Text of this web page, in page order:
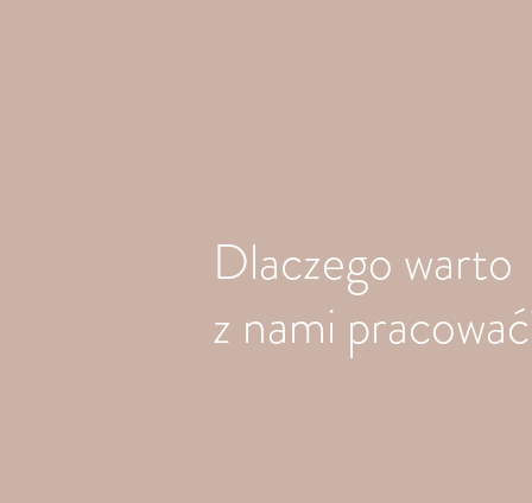
Dlaczego warto
z nami